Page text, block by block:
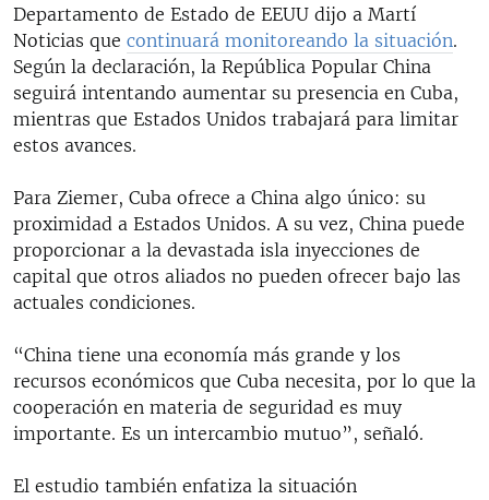
Departamento de Estado de EEUU dijo a Martí
Noticias que continuará monitoreando la situación.
Según la declaración, la República Popular China
seguirá intentando aumentar su presencia en Cuba,
mientras que Estados Unidos trabajará para limitar
estos avances.
Para Ziemer, Cuba ofrece a China algo único: su
proximidad a Estados Unidos. A su vez, China puede
proporcionar a la devastada isla inyecciones de
capital que otros aliados no pueden ofrecer bajo las
actuales condiciones.
“China tiene una economía más grande y los
recursos económicos que Cuba necesita, por lo que la
cooperación en materia de seguridad es muy
importante. Es un intercambio mutuo”, señaló.
El estudio también enfatiza la situación